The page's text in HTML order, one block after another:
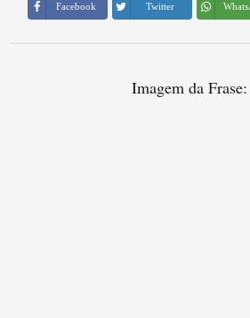
Facebook Twitter
Imagem da Frase: